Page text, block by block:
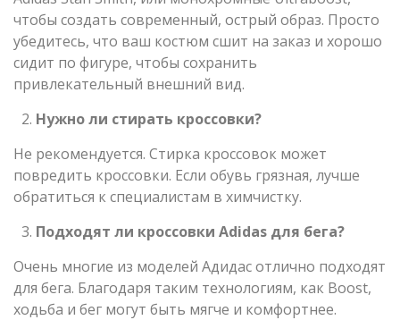
чтобы создать современный, острый образ. Просто
убедитесь, что ваш костюм сшит на заказ и хорошо
сидит по фигуре, чтобы сохранить
привлекательный внешний вид.
Нужно ли стирать кроссовки?
Не рекомендуется. Стирка кроссовок может
повредить кроссовки. Если обувь грязная, лучше
обратиться к специалистам в химчистку.
Подходят ли кроссовки Adidas для бега?
Очень многие из моделей Адидас отлично подходят
для бега. Благодаря таким технологиям, как Boost,
ходьба и бег могут быть мягче и комфортнее.